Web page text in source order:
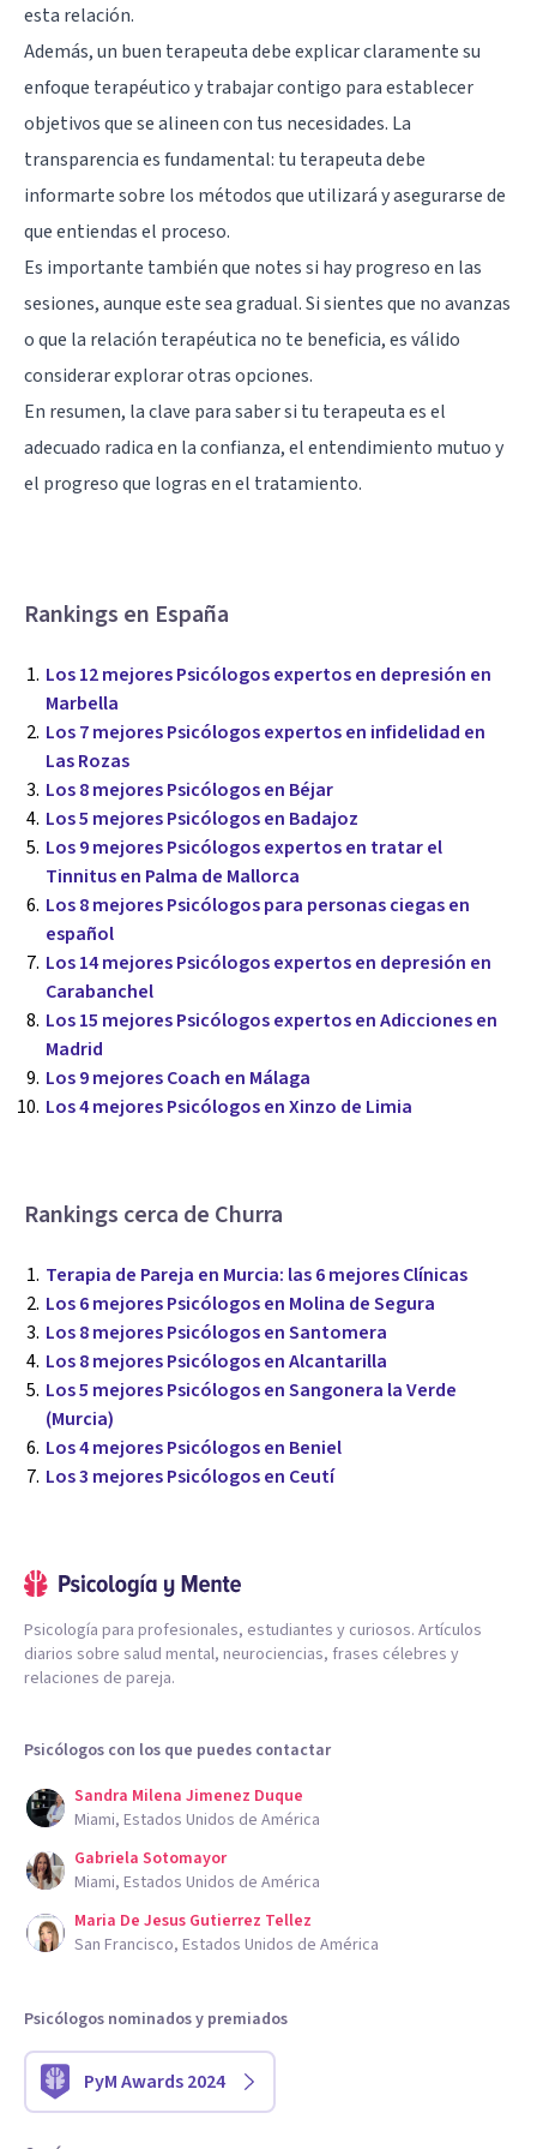
esta relación.
Además, un buen terapeuta debe explicar claramente su
enfoque terapéutico y trabajar contigo para establecer
objetivos que se alineen con tus necesidades. La
transparencia es fundamental: tu terapeuta debe
informarte sobre los métodos que utilizará y asegurarse de
que entiendas el proceso.
Es importante también que notes si hay progreso en las
sesiones, aunque este sea gradual. Si sientes que no avanzas
o que la relación terapéutica no te beneficia, es válido
considerar explorar otras opciones.
En resumen, la clave para saber si tu terapeuta es el
adecuado radica en la confianza, el entendimiento mutuo y
el progreso que logras en el tratamiento.
Rankings en España
Los 12 mejores Psicólogos expertos en depresión en
Marbella
Los 7 mejores Psicólogos expertos en infidelidad en
Las Rozas
Los 8 mejores Psicólogos en Béjar
Los 5 mejores Psicólogos en Badajoz
Los 9 mejores Psicólogos expertos en tratar el
Tinnitus en Palma de Mallorca
Los 8 mejores Psicólogos para personas ciegas en
español
Los 14 mejores Psicólogos expertos en depresión en
Carabanchel
Los 15 mejores Psicólogos expertos en Adicciones en
Madrid
Los 9 mejores Coach en Málaga
Los 4 mejores Psicólogos en Xinzo de Limia
Rankings cerca de Churra
Terapia de Pareja en Murcia: las 6 mejores Clínicas
Los 6 mejores Psicólogos en Molina de Segura
Los 8 mejores Psicólogos en Santomera
Los 8 mejores Psicólogos en Alcantarilla
Los 5 mejores Psicólogos en Sangonera la Verde
(Murcia)
Los 4 mejores Psicólogos en Beniel
Los 3 mejores Psicólogos en Ceutí
Psicología para profesionales, estudiantes y curiosos. Artículos
diarios sobre salud mental, neurociencias, frases célebres y
relaciones de pareja.
Psicólogos con los que puedes contactar
Sandra Milena Jimenez Duque
Miami, Estados Unidos de América
Gabriela Sotomayor
Miami, Estados Unidos de América
Maria De Jesus Gutierrez Tellez
San Francisco, Estados Unidos de América
Psicólogos nominados y premiados
PyM Awards 2024